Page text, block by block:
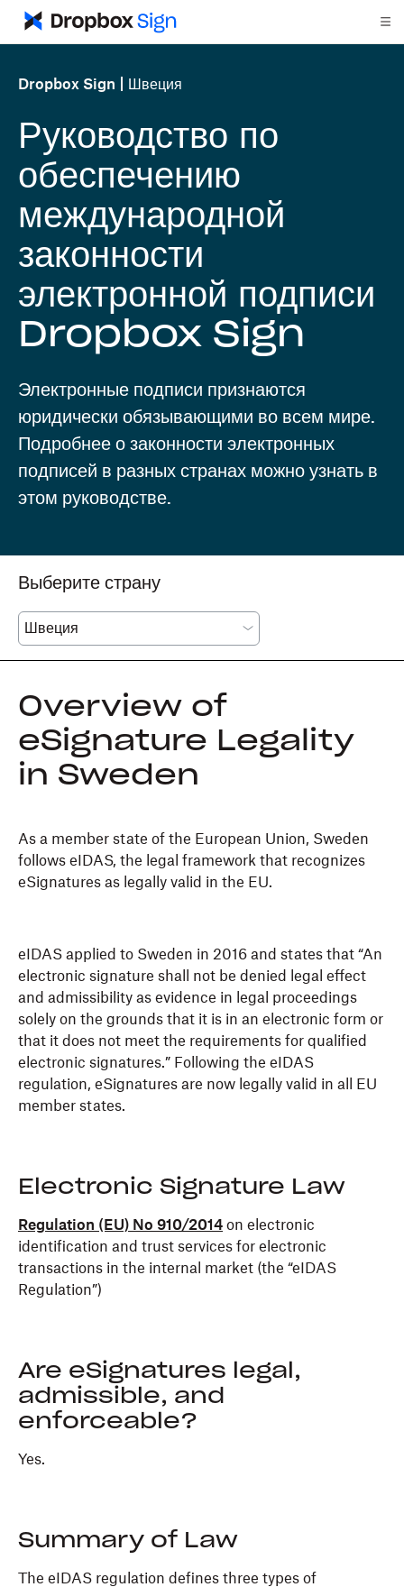
Dropbox Sign Швеция
Руководство по
обеспечению
международной
законности
электронной подписи
Dropbox Sign
Электронные подписи признаются
юридически обязывающими во всем мире.
Подробнее о законности электронных
подписей в разных странах можно узнать в
этом руководстве.
Выберите страну
Overview of
eSignature Legality
in Sweden
As a member state of the European Union, Sweden
follows eIDAS, the legal framework that recognizes
eSignatures as legally valid in the EU.
eIDAS applied to Sweden in 2016 and states that “An
electronic signature shall not be denied legal effect
and admissibility as evidence in legal proceedings
solely on the grounds that it is in an electronic form or
that it does not meet the requirements for qualified
electronic signatures.” Following the eIDAS
regulation, eSignatures are now legally valid in all EU
member states.
Electronic Signature Law
Regulation (EU) No 910/2014 on electronic
identification and trust services for electronic
transactions in the internal market (the “eIDAS
Regulation”)
Are eSignatures legal,
admissible, and
enforceable?
Yes.
Summary of Law
The eIDAS regulation defines three types of